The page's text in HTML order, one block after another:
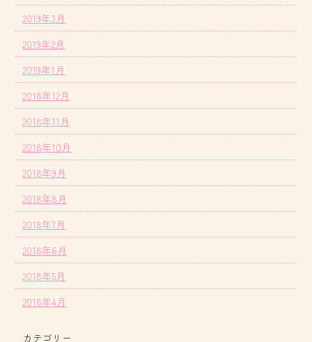
2019年3月
2019年2月
2019年1月
2018年12月
2018年11月
2018年10月
2018年9月
2018年8月
2018年7月
2018年6月
2018年5月
2018年4月
カテゴリー